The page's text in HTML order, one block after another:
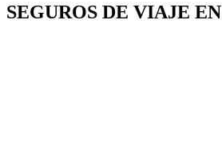
SEGUROS DE VIAJE